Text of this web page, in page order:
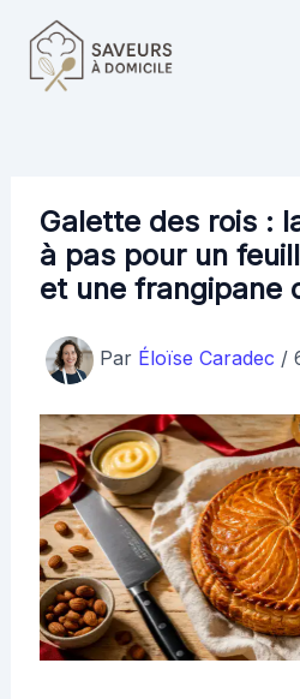
contenu
Galette des rois :
à pas pour un
et une frangipane
Par Éloïse Caradec /